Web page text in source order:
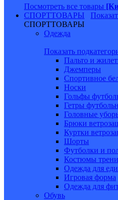
Посмотреть все товары
СПОРТТОВАРЫ
СПОРТТОВАРЫ
Одежда
Показать
Пальто и
Джемперы
Спортивное
Носки
Гольфы
Гетры
Головные
Брюки
Куртки
Шорты
Футболки и
Костюмы
Одежда для
Игровая форма
Одежда для
Обувь